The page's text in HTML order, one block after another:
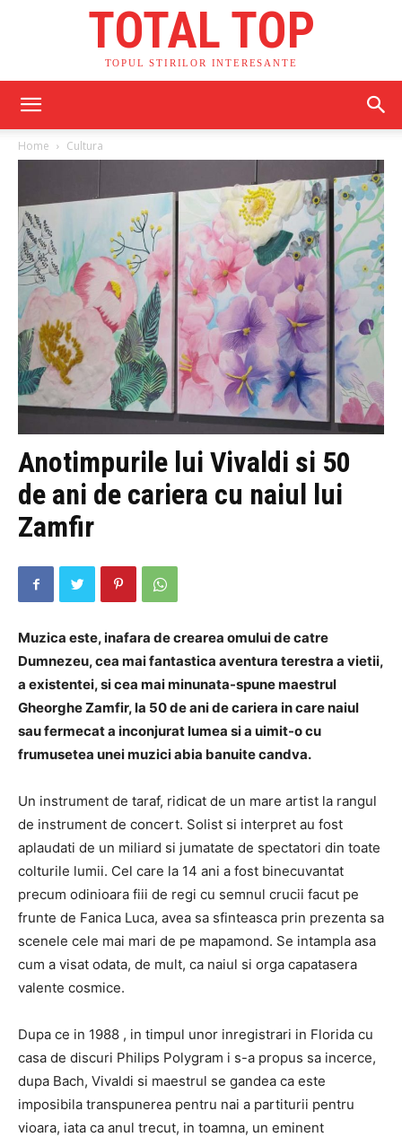
TOTAL TOP
TOPUL STIRILOR INTERESANTE
Home Cultura
Anotimpurile lui Vivaldi si 50
de ani de cariera cu naiul lui
Zamfir
Muzica este, inafara de crearea omului de catre
Dumnezeu, cea mai fantastica aventura terestra a vietii,
a existentei, si cea mai minunata-spune maestrul
Gheorghe Zamfir, la 50 de ani de cariera in care naiul
sau fermecat a inconjurat lumea si a uimit-o cu
frumusetea unei muzici abia banuite candva.
Un instrument de taraf, ridicat de un mare artist la rangul
de instrument de concert. Solist si interpret au fost
aplaudati de un miliard si jumatate de spectatori din toate
colturile lumii. Cel care la 14 ani a fost binecuvantat
precum odinioara fiii de regi cu semnul crucii facut pe
frunte de Fanica Luca, avea sa sfinteasca prin prezenta sa
scenele cele mai mari de pe mapamond. Se intampla asa
cum a visat odata, de mult, ca naiul si orga capatasera
valente cosmice.
Dupa ce in 1988 , in timpul unor inregistrari in Florida cu
casa de discuri Philips Polygram i s-a propus sa incerce,
dupa Bach, Vivaldi si maestrul se gandea ca este
imposibila transpunerea pentru nai a partiturii pentru
vioara, iata ca anul trecut, in toamna, un eminent